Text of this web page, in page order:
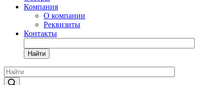
Компания
О компании
Реквизиты
Контакты
Найти